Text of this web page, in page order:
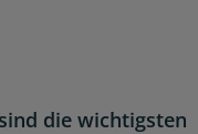
die wichtigsten